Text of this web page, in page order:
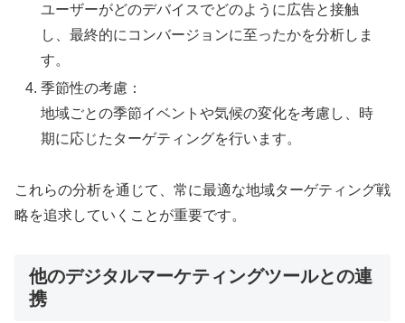
ユーザーがどのデバイスでどのように広告と接触
し、最終的にコンバージョンに至ったかを分析しま
す。
季節性の考慮：
地域ごとの季節イベントや気候の変化を考慮し、時
期に応じたターゲティングを行います。
これらの分析を通じて、常に最適な地域ターゲティング戦
略を追求していくことが重要です。
他のデジタルマーケティングツールとの連
携